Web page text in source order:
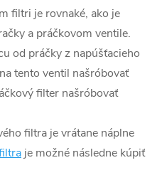
filtri je rovnaké, ako je
a práčkovom ventile.
od práčky z napúšťacieho
tento ventil našróbovať
filter našróbovať
filtra je vrátane náplne
je možné následne kúpiť